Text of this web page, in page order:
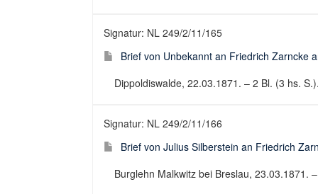
Signatur: NL 249/2/11/165
Brief von Unbekannt an Friedrich Zarncke
Dippoldiswalde, 22.03.1871. – 2 Bl. (3 hs.
Signatur: NL 249/2/11/166
Brief von Julius Silberstein an Friedrich
Burglehn Malkwitz bei Breslau, 23.03.1871.